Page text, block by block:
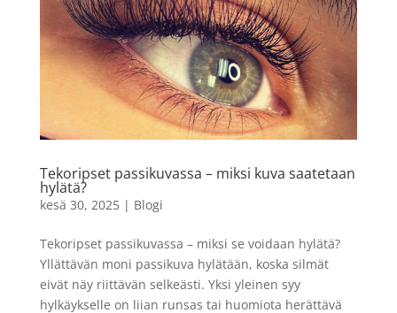
Tekoripset passikuvassa – miksi kuva saatetaan
hylätä?
kesä 30, 2025| Blogi
Tekoripset passikuvassa – miksi se voidaan hylätä?
Yllättävän moni passikuva hylätään, koska silmät
eivät näy riittävän selkeästi. Yksi yleinen syy
hylkäykselle on liian runsas tai huomiota herättävä
Art Link Kaspar
valokuvakehys, musta -
10 x 15 cm
4,99€ + LISÄÄ